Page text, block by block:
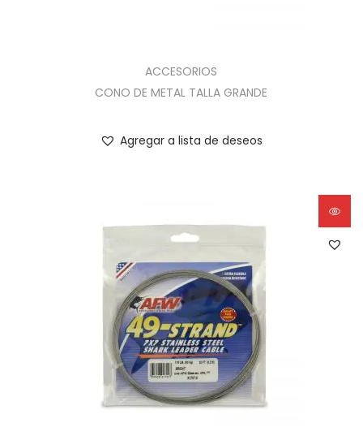
ACCESORIOS
CONO DE METAL TALLA GRANDE
Agregar a lista de deseos